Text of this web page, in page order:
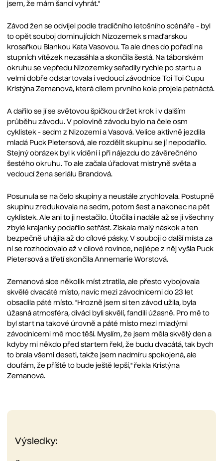
jsem, že mám šanci vyhrát."
Závod žen se odvíjel podle tradičního letošního scénáře - byl
to opět souboj dominujících Nizozemek s maďarskou
krosařkou Blankou Kata Vasovou. Ta ale dnes do pořadí na
stupních vítězek nezasáhla a skončila šestá. Na táborském
okruhu se vepředu Nizozemky seřadily rychle po startu a
velmi dobře odstartovala i vedoucí závodnice Toi Toi Cupu
Kristýna Zemanová, která cílem prvního kola projela patnáctá.
A dařilo se jí se světovou špičkou držet krok i v dalším
průběhu závodu. V polovině závodu bylo na čele osm
cyklistek - sedm z Nizozemí a Vasová. Velice aktivně jezdila
mladá Puck Pietersová, ale rozdělit skupinu se jí nepodařilo.
Stejný obrázek byl k vidění i při nájezdu do závěrečného
šestého okruhu. To ale začala úřadovat mistryně světa a
vedoucí žena seriálu Brandová.
Posunula se na čelo skupiny a neustále zrychlovala. Postupně
skupinu zredukovala na sedm, potom šest a nakonec na pět
cyklistek. Ale ani to ji nestačilo. Útočila i nadále až se ji všechny
zbylé krajanky podařilo setřást. Získala malý náskok a ten
bezpečně uhájila až do cílové pásky. V souboji o další místa za
ní se rozhodovalo až v cílové rovince, nejlépe z něj vyšla Puck
Pietersová a třetí skončila Annemarie Worstová.
Zemanová sice několik míst ztratila, ale přesto vybojovala
skvělé dvacáté místo, navíc mezi závodnicemi do 23 let
obsadila páté místo. "Hrozně jsem si ten závod užila, byla
úžasná atmosféra, diváci byli skvělí, fandili úžasně. Pro mě to
byl start na takové úrovně a páté místo mezi mladými
závodnicemi mě moc těší. Myslím, že jsem měla skvělý den a
kdyby mi někdo před startem řekl, že budu dvacátá, tak bych
to brala všemi deseti, takže jsem nadmíru spokojená, ale
doufám, že příště to bude ještě lepší," řekla Kristýna
Zemanová.
Výsledky: